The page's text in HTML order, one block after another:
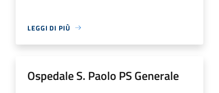
LEGGI DI PIÙ
Ospedale S. Paolo PS Generale